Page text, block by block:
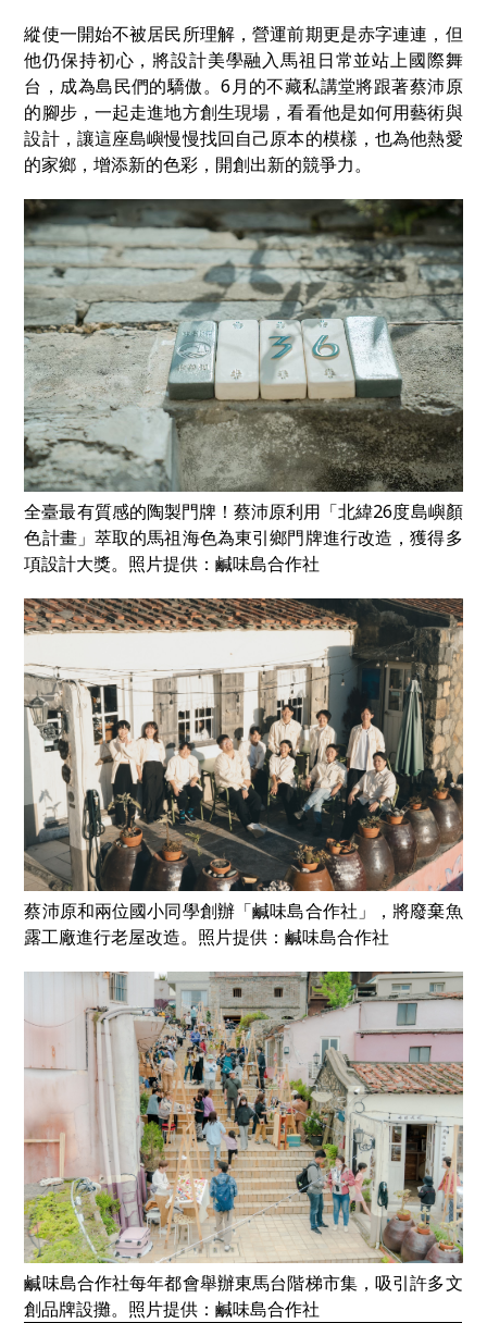
縱使一開始不被居民所理解，營運前期更是赤字連連，但
他仍保持初心， 將設計美學融入馬祖日常並站上國際舞
台，成為島民們的驕傲。6月的不藏私講堂將跟著蔡沛原
的腳步，一起走進地方創生現場，看看他是如何用藝術與
設計，讓這座島嶼慢慢找回自己原本的模樣，也為他熱愛
的家鄉，增添新的色彩，開創出新的競爭力。
全臺最有質感的陶製門牌！蔡沛原利用「北緯26度島嶼顏
色計畫」萃取的馬祖海色為東引鄉門牌進行改造，獲得多
項設計大獎。照片提供：鹹味島合作社
蔡沛原和兩位國小同學創辦「鹹味島合作社」，將廢棄魚
露工廠進行老屋改造。照片提供：鹹味島合作社
鹹味島合作社每年都會舉辦東馬台階梯市集，吸引許多文
創品牌設攤。照片提供：鹹味島合作社